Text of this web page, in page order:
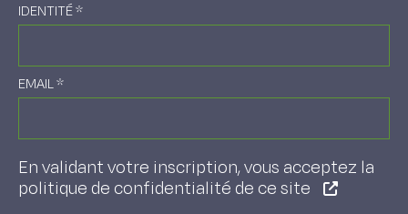
IDENTITÉ*
EMAIL*
En validant votre inscription, vous acceptez la
politique de confidentialité de ce site